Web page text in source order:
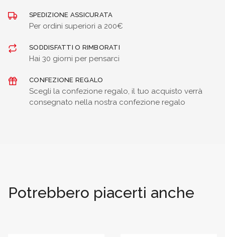
SPEDIZIONE ASSICURATA
Per ordini superiori a 200€
SODDISFATTI O RIMBORATI
Hai 30 giorni per pensarci
CONFEZIONE REGALO
Scegli la confezione regalo, il tuo acquisto verrà
consegnato nella nostra confezione regalo
Potrebbero piacerti anche